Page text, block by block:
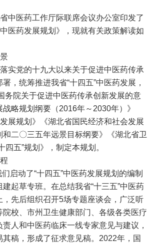
中医药工作厅际联席会议办公室印发了
中医药发展规划》，现就有关政策解读如
实党的十九大以来关于促进中医药传承
，统筹推进我省“十四五”中医药发展，
务院关于促进中医药传承创新发展的意
略规划纲要（2016年～2030年）》
发展规划》《湖北省国民经济和社会发展
二〇三五年远景目标纲要》《湖北省卫
四五”规划》，制定本规划。
启动了“十四五”中医药发展规划的编制
起草专班。在总结我省“十三五”中医药
，先后组织召开5场专题座谈会，广泛听
院校、市州卫生健康部门、各级各类医疗
人和中医药临床一线专家意见与建议，
稿，形成了征求意见稿。2022年，国